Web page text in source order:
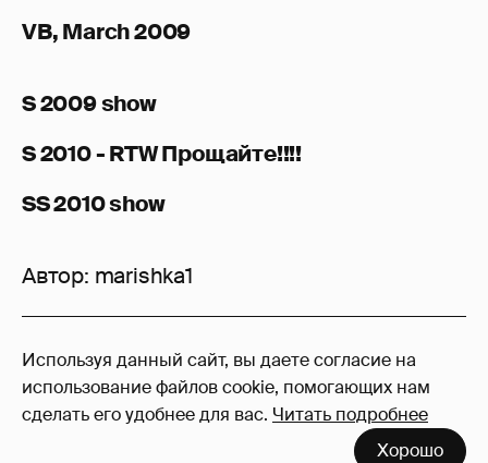
Используя данный сайт, вы даете согласие на
использование файлов cookie, помогающих нам
сделать его удобнее для вас. Читать подробнее
Хорошо
VB, March 2009
S 2009 show
S 2010 - RTWПрощайте!!!!
SS 2010 show
Автор: marishka1
5
Войдите в аккаунт, чтобы читать и
оставлять комментарии